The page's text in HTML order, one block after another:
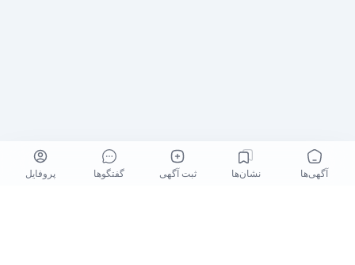
آگهی‌ها نشان‌ها ثبت آگهی گفتگو‌ها پروفایل